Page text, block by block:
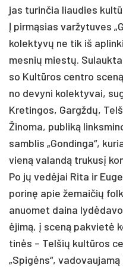
jas tu­rin­čia liau­dies
Į pirmą­sias var­žy­tu­ves
ko­lek­tyvų ne tik iš
mes­nių miestų.
so Kultū­ros cent­ro
no de­vy­ni ko­lek­ty­vai,
Kre­tin­gos, Gargždų,
Ži­no­ma, pub­liką
samb­lis „Gon­din­ga“,
vieną va­landą tru­kusį
Po jų vedė­jai Ri­ta ir
po­rinę apie že­mai­čių
anuo­met dai­na
ėjimą, į sceną pa­kvietė
tinės – Tel­šių kultū­ros
„Spigėns“,